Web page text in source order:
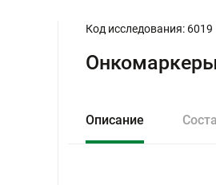
Код исследования: 6019
Описание